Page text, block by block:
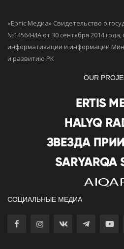
«Ертiс Медиа» Свидетельство о
№14564-ИА от 30 сентября 2014
информатизации и информации
и развитию РК
OUR
СОЦИАЛЬНЫЕ МЕДИА